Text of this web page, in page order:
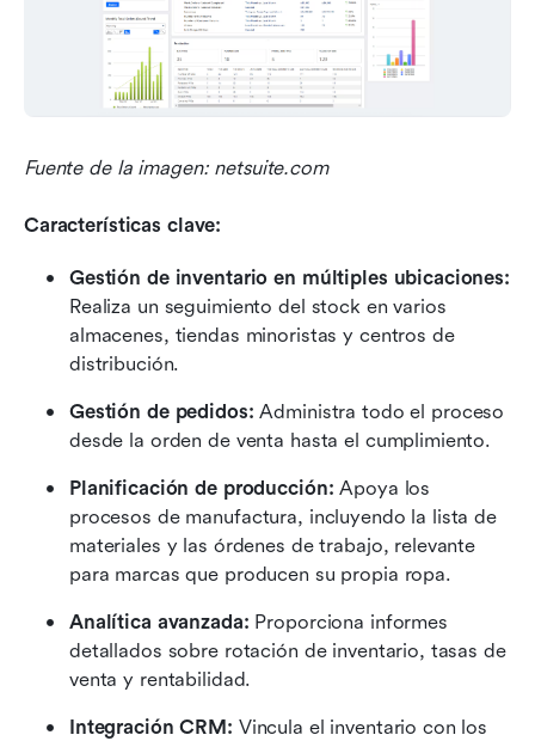
Fuente de la imagen: netsuite.com
Características clave:
Gestión de inventario en múltiples ubicaciones:
Realiza un seguimiento del stock en varios
almacenes, tiendas minoristas y centros de
distribución.
Gestión de pedidos: Administra todo el proceso
desde la orden de venta hasta el cumplimiento.
Planificación de producción: Apoya los
procesos de manufactura, incluyendo la lista de
materiales y las órdenes de trabajo, relevante
para marcas que producen su propia ropa.
Analítica avanzada: Proporciona informes
detallados sobre rotación de inventario, tasas de
venta y rentabilidad.
Integración CRM: Vincula el inventario con los